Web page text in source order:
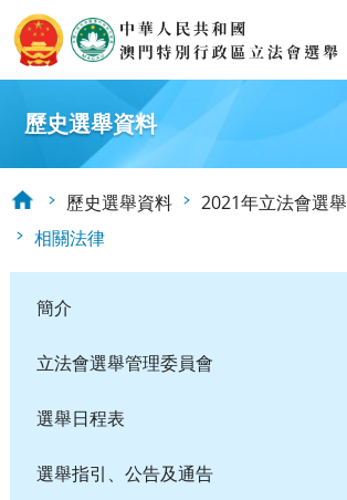
歷史選舉資料
歷史選舉資料 2021年立法會選舉
相關法律
簡介
立法會選舉管理委員會
選舉日程表
選舉指引、公告及通告